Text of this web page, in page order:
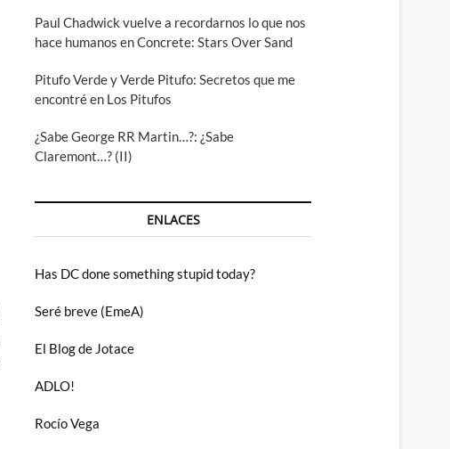
Paul Chadwick vuelve a recordarnos lo que nos
hace humanos en Concrete: Stars Over Sand
Pitufo Verde y Verde Pitufo: Secretos que me
encontré en Los Pitufos
¿Sabe George RR Martin…?: ¿Sabe
Claremont…? (II)
ENLACES
Has DC done something stupid today?
Seré breve (EmeA)
El Blog de Jotace
ADLO!
Rocío Vega